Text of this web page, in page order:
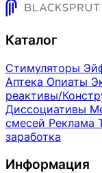
Каталог
Стимуляторы
Аптека Опиаты
реактивы/
Диссоциативы
смесей Реклама
заработка
Информация